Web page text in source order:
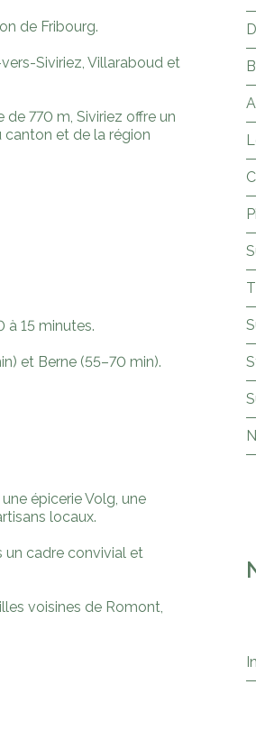
de Fribourg.
Siviriez, Villaraboud et
770 m, Siviriez offre un
et de la région
à 15 minutes.
et Berne (55–70 min).
épicerie Volg, une
locaux.
un cadre convivial et
voisines de Romont,